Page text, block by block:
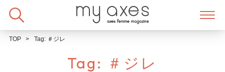
TOP Tag: ＃ジレ
Tag: ＃ジレ